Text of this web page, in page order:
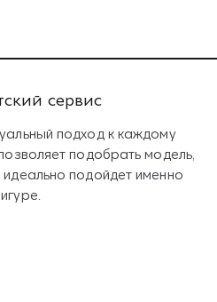
сервис
подход к каждому
подобрать модель,
подойдет именно